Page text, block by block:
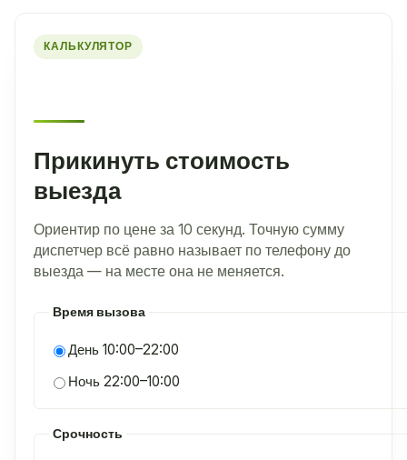
КАЛЬКУЛЯТОР
Прикинуть стоимость
выезда
Ориентир по цене за 10 секунд. Точную сумму
диспетчер всё равно называет по телефону до
выезда — на месте она не меняется.
Время вызова
День 10:00–22:00
Ночь 22:00–10:00
Срочность